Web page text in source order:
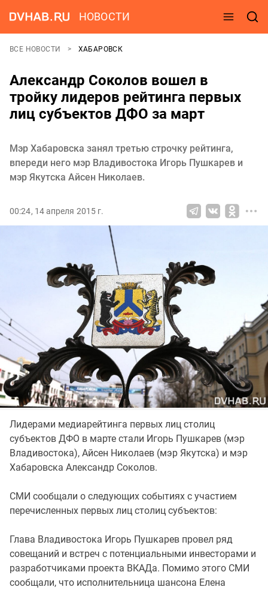
НОВОСТИ
ВСЕ НОВОСТИ ХАБАРОВСК
Александр Соколов вошел в
тройку лидеров рейтинга первых
лиц субъектов ДФО за март
Мэр Хабаровска занял третью строчку рейтинга,
впереди него мэр Владивостока Игорь Пушкарев и
мэр Якутска Айсен Николаев.
00:24, 14 апреля 2015 г.
Лидерами медиарейтинга первых лиц столиц
субъектов ДФО в марте стали Игорь Пушкарев (мэр
Владивостока), Айсен Николаев (мэр Якутска) и мэр
Хабаровска Александр Соколов.
СМИ сообщали о следующих событиях с участием
перечисленных первых лиц столиц субъектов:
Глава Владивостока Игорь Пушкарев провел ряд
совещаний и встреч с потенциальными инвесторами и
разработчиками проекта ВКАДа. Помимо этого СМИ
сообщали, что исполнительница шансона Елена